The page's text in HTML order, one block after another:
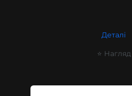
Деталі
⭐ Нагляд